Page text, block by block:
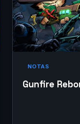
NOTAS
Gunfire